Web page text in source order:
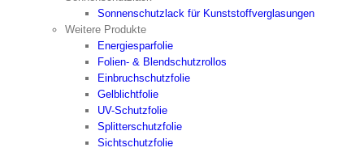
Sonnenschutzlack für Kunststoffverglasungen
Weitere Produkte
Energiesparfolie
Folien- & Blendschutzrollos
Einbruchschutzfolie
Gelblichtfolie
UV-Schutzfolie
Splitterschutzfolie
Sichtschutzfolie